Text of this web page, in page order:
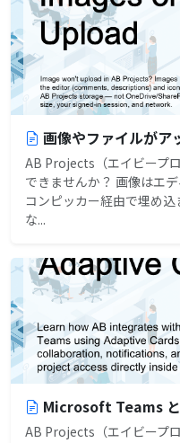
画像やファイルがア
AB Projects（エイビープ
できませんか？ 画像はエ
コンピッカー経由で埋め
な...
Microsoft Teams と
AB Projects（エイビープ